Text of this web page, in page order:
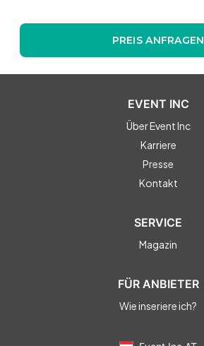
PREIS ANFRAGEN
EVENT INC
Über Event Inc
Karriere
Presse
Kontakt
SERVICE
Magazin
FÜR ANBIETER
Wie inseriere ich?